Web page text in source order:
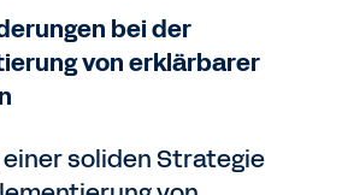
bei der
von erklärbarer
soliden Strategie